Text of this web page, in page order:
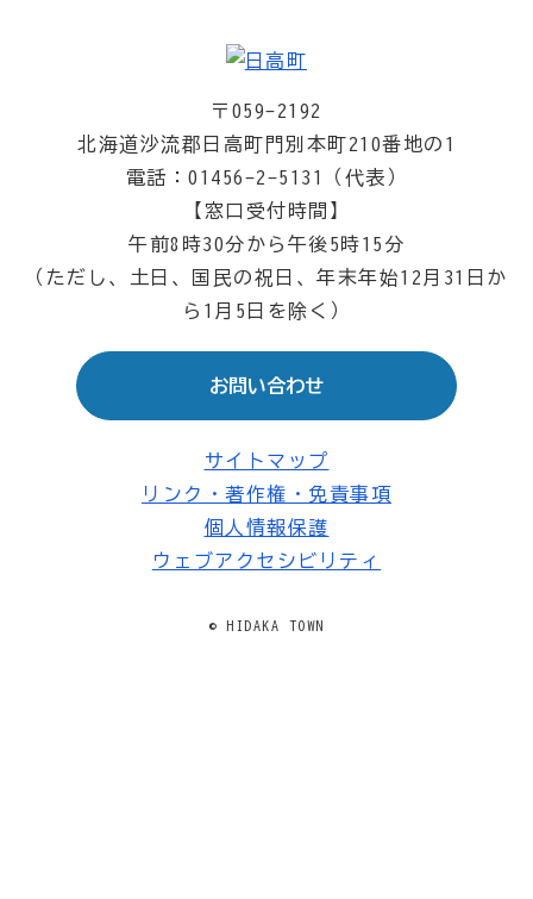
〒059-2192
北海道沙流郡日高町門別本町210番地の1
電話：01456-2-5131（代表）
【窓口受付時間】
午前8時30分から午後5時15分
（ただし、土日、国民の祝日、年末年始12月31日か
ら1月5日を除く）
お問い合わせ
サイトマップ
リンク・著作権・免責事項
個人情報保護
ウェブアクセシビリティ
© HIDAKA TOWN